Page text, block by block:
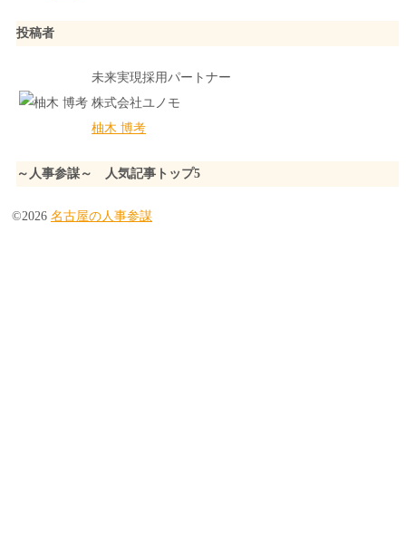
投稿者
未来実現採用パートナー
株式会社ユノモ
柚木 博考
～人事参謀～ 人気記事トップ5
©2026 名古屋の人事参謀